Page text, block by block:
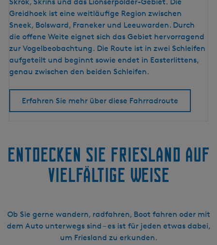
a
d
r
o
u
t
d
i
e
i
Greidhoek ist eine weitläufige Region zwischen
Sneek, Bolsward, Franeker und Leeuwarden. Durch
die offene Weite eignet sich das Gebiet hervorragend
zur Vogelbeobachtung. Die Route ist in zwei Schleifen
aufgeteilt und beginnt sowie endet in Easterlittens,
genau zwischen den beiden Schleifen.
Erfahren Sie mehr über diese Fahrradroute
Entdecken Sie Friesland auf
vielfältige Weise
Ob Sie gerne wandern, radfahren, Boot fahren oder mit
dem Auto unterwegs sind – es ist für jeden etwas dabei,
um Friesland zu erkunden.